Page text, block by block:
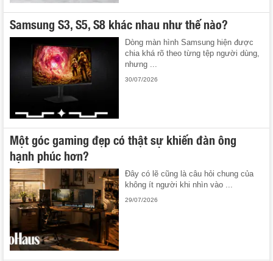
Samsung S3, S5, S8 khác nhau như thế nào?
Dòng màn hình Samsung hiện được
chia khá rõ theo từng tệp người dùng,
nhưng ...
30/07/2026
Một góc gaming đẹp có thật sự khiến đàn ông
hạnh phúc hơn?
Đây có lẽ cũng là câu hỏi chung của
không ít người khi nhìn vào ...
29/07/2026